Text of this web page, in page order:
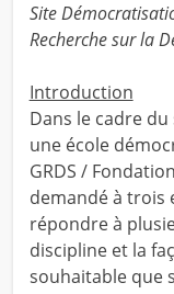
Site
Recherche sur la
Introduction
Dans le cadre
une école
GRDS /
demandé à trois
répondre à
discipline et la
souhaitable que